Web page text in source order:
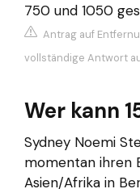
750 und 1050
Antrag auf
vollständige Antwort
Wer kann
Sydney Noemi
momentan ihren
Asien/Afrika in